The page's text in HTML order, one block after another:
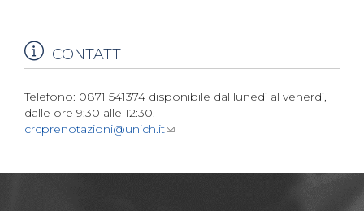
CONTATTI
Telefono: 0871 541374 disponibile dal lunedì al venerdì,
dalle ore 9:30 alle 12:30.
crcprenotazioni@unich.it